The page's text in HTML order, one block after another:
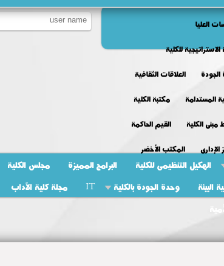
العليا
للكلية
العلاقات الثقافية
المستدامة
مكتبة الكلية
الكلية
القيم الحاكمة
الإدارى
المكتب الأخضر
الهكيل التنظيمى للكلية البرامج المميزة مجلس الكلية
وحدة الجودة بالكلية IT مجلة كلية الآداب